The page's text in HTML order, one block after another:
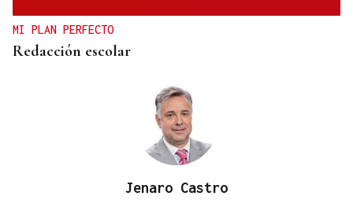
MI PLAN PERFECTO
Redacción escolar
Jenaro Castro